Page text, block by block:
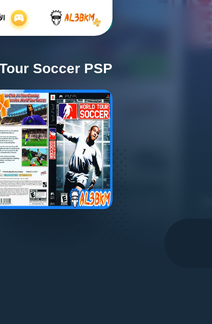
Home
/ العاب رياضة Psp Tour Soccer PSP
Soccer PSP